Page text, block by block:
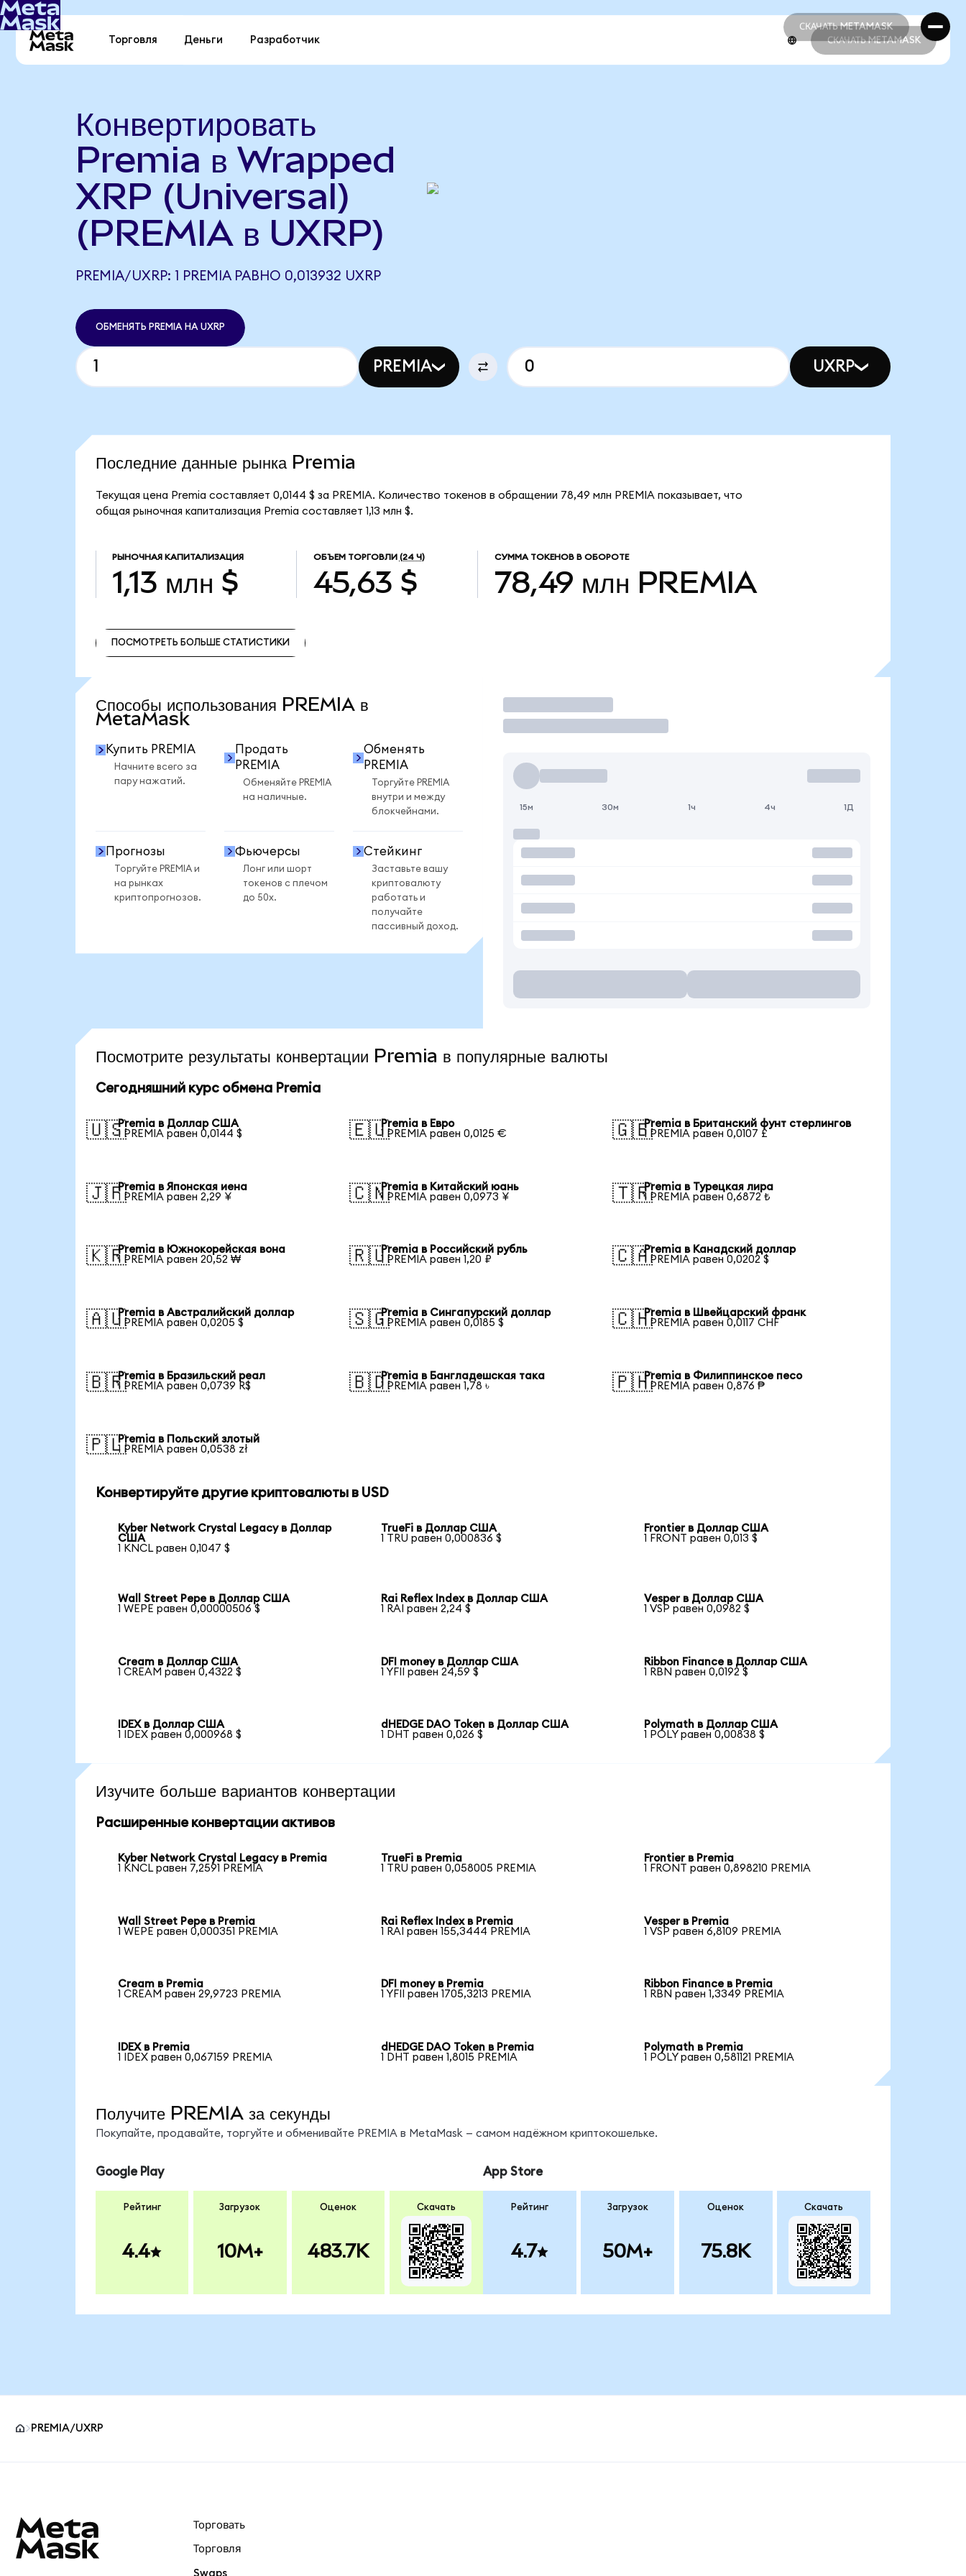
СКАЧАТЬ METAMASK
СКАЧАТЬ METAMASK
Торговля Деньги Разработчик СКАЧАТЬ METAMASK
Конвертировать
Premia в Wrapped
XRP (Universal)
(PREMIA в UXRP)
PREMIA/UXRP: 1 PREMIA РАВНО 0,013932 UXRP
ОБМЕНЯТЬ PREMIA НА UXRP
PREMIA UXRP
Последние данные рынка Premia
Текущая цена Premia составляет 0,0144 $ за PREMIA. Количество токенов в обращении 78,49 млн PREMIA показывает, что
общая рыночная капитализация Premia составляет 1,13 млн $.
РЫНОЧНАЯ КАПИТАЛИЗАЦИЯ
1,13 млн $
ОБЪЕМ ТОРГОВЛИ (24 Ч)
45,63 $
СУММА ТОКЕНОВ В ОБОРОТЕ
78,49 млн PREMIA
ПОСМОТРЕТЬ БОЛЬШЕ СТАТИСТИКИ
Способы использования PREMIA в
MetaMask
Купить PREMIA
Начните всего за
пару нажатий.
Продать
PREMIA
Обменяйте PREMIA
на наличные.
Обменять
PREMIA
Торгуйте PREMIA
внутри и между
блокчейнами.
Прогнозы
Торгуйте PREMIA и
на рынках
криптопрогнозов.
Фьючерсы
Лонг или шорт
токенов с плечом
до 50x.
Стейкинг
Заставьте вашу
криптовалюту
работать и
получайте
пассивный доход.
Торговать
15м 30м 1ч 4ч 1Д
Посмотрите результаты конвертации Premia в популярные валюты
Сегодняшний курс обмена Premia
🇺🇸Premia в Доллар США
1 PREMIA равен 0,0144 $
🇪🇺Premia в Евро
1 PREMIA равен 0,0125 €
🇬🇧Premia в Британский фунт стерлингов
1 PREMIA равен 0,0107 £
🇯🇵Premia в Японская иена
1 PREMIA равен 2,29 ¥
🇨🇳Premia в Китайский юань
1 PREMIA равен 0,0973 ¥
🇹🇷Premia в Турецкая лира
1 PREMIA равен 0,6872 ₺
🇰🇷Premia в Южнокорейская вона
1 PREMIA равен 20,52 ₩
🇷🇺Premia в Российский рубль
1 PREMIA равен 1,20 ₽
🇨🇦Premia в Канадский доллар
1 PREMIA равен 0,0202 $
🇦🇺Premia в Австралийский доллар
1 PREMIA равен 0,0205 $
🇸🇬Premia в Сингапурский доллар
1 PREMIA равен 0,0185 $
🇨🇭Premia в Швейцарский франк
1 PREMIA равен 0,0117 CHF
🇧🇷Premia в Бразильский реал
1 PREMIA равен 0,0739 R$
🇧🇩Premia в Бангладешская така
1 PREMIA равен 1,78 ৳
🇵🇭Premia в Филиппинское песо
1 PREMIA равен 0,876 ₱
🇵🇱Premia в Польский злотый
1 PREMIA равен 0,0538 zł
Конвертируйте другие криптовалюты в USD
Kyber Network Crystal Legacy в Доллар
США
1 KNCL равен 0,1047 $
TrueFi в Доллар США
1 TRU равен 0,000836 $
Frontier в Доллар США
1 FRONT равен 0,013 $
Wall Street Pepe в Доллар США
1 WEPE равен 0,00000506 $
Rai Reflex Index в Доллар США
1 RAI равен 2,24 $
Vesper в Доллар США
1 VSP равен 0,0982 $
Cream в Доллар США
1 CREAM равен 0,4322 $
DFI money в Доллар США
1 YFII равен 24,59 $
Ribbon Finance в Доллар США
1 RBN равен 0,0192 $
IDEX в Доллар США
1 IDEX равен 0,000968 $
dHEDGE DAO Token в Доллар США
1 DHT равен 0,026 $
Polymath в Доллар США
1 POLY равен 0,00838 $
Изучите больше вариантов конвертации
Расширенные конвертации активов
Kyber Network Crystal Legacy в Premia
1 KNCL равен 7,2591 PREMIA
TrueFi в Premia
1 TRU равен 0,058005 PREMIA
Frontier в Premia
1 FRONT равен 0,898210 PREMIA
Wall Street Pepe в Premia
1 WEPE равен 0,000351 PREMIA
Rai Reflex Index в Premia
1 RAI равен 155,3444 PREMIA
Vesper в Premia
1 VSP равен 6,8109 PREMIA
Cream в Premia
1 CREAM равен 29,9723 PREMIA
DFI money в Premia
1 YFII равен 1705,3213 PREMIA
Ribbon Finance в Premia
1 RBN равен 1,3349 PREMIA
IDEX в Premia
1 IDEX равен 0,067159 PREMIA
dHEDGE DAO Token в Premia
1 DHT равен 1,8015 PREMIA
Polymath в Premia
1 POLY равен 0,581121 PREMIA
Получите PREMIA за секунды
Покупайте, продавайте, торгуйте и обменивайте PREMIA в MetaMask — самом надёжном криптокошельке.
Google Play
Рейтинг
4.4
Загрузок
10M+
Оценок
483.7K
Скачать
App Store
Рейтинг
4.7
Загрузок
50M+
Оценок
75.8K
Скачать
PREMIA/UXRP
Торговать
Торговля
Swaps